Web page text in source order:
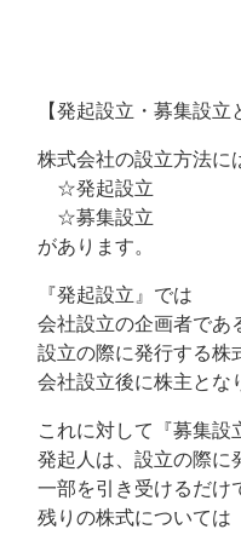
【発起設立・募集設立
株式会社の設立方法に
☆発起設立
☆募集設立
があります。
『発起設立』では
会社設立の企画者であ
設立の際に発行する株
会社設立後に株主とな
これに対して『募集設
発起人は、設立の際に
一部を引き受けるだけ
残りの株式については